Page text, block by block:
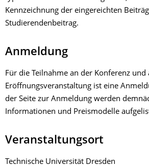
Kennzeichnung der eingereichten
Studierendenbeitrag.
Anmeldung
Für die Teilnahme an der Konferenz und
Eröffnungsveranstaltung ist eine
der Seite zur Anmeldung werden
Informationen und Preismodelle
Veranstaltungsort
Technische Universität Dresden